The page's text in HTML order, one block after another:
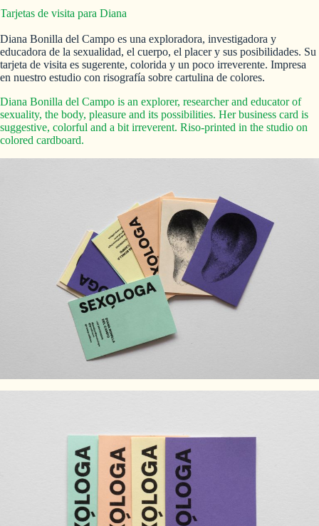
Tarjetas de visita para Diana
Diana Bonilla del Campo es una exploradora, investigadora y
educadora de la sexualidad, el cuerpo, el placer y sus posibilidades. Su
tarjeta de visita es sugerente, colorida y un poco irreverente. Impresa
en nuestro estudio con risografía sobre cartulina de colores.
Diana Bonilla del Campo is an explorer, researcher and educator of
sexuality, the body, pleasure and its possibilities. Her business card is
suggestive, colorful and a bit irreverent. Riso-printed in the studio on
colored cardboard.